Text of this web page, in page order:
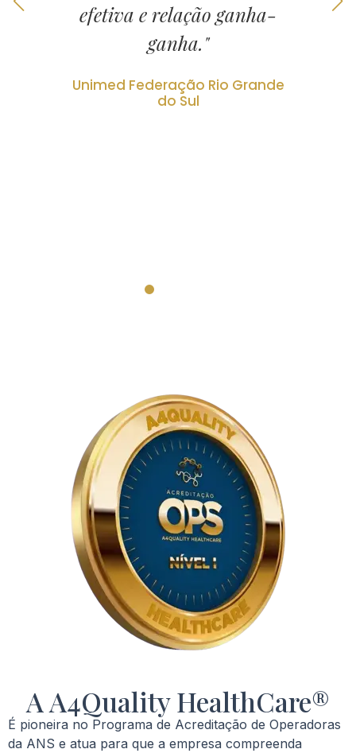
efetiva e relação ganha-
ganha."
Unimed Federação Rio Grande
do Sul
A A4Quality HealthCare®
É pioneira no Programa de Acreditação de Operadoras
da ANS e atua para que a empresa compreenda